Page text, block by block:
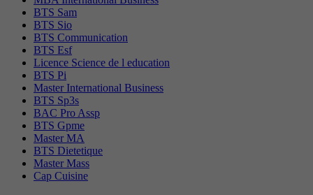
BTS Sam
BTS Sio
BTS Communication
BTS Esf
Licence Science de l education
BTS Pi
Master International Business
BTS Sp3s
BAC Pro Assp
BTS Gpme
Master MA
BTS Dietetique
Master Mass
Cap Cuisine